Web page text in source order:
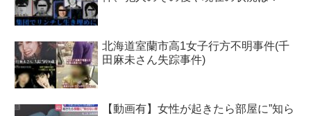
北海道室蘭市高1女子行方不明事件(千
田麻未さん失踪事件)
【動画有】女性が起きたら部屋に”知ら